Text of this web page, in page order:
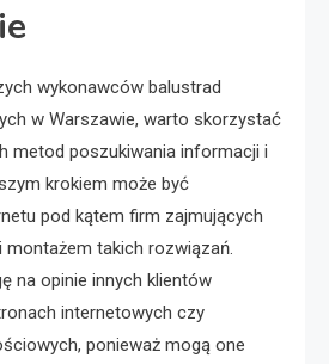
wykonawców balustrad
w Warszawie, warto skorzystać
metod poszukiwania informacji i
krokiem może być
pod kątem firm zajmujących
takich rozwiązań.
na opinie innych klientów
internetowych czy
ponieważ mogą one